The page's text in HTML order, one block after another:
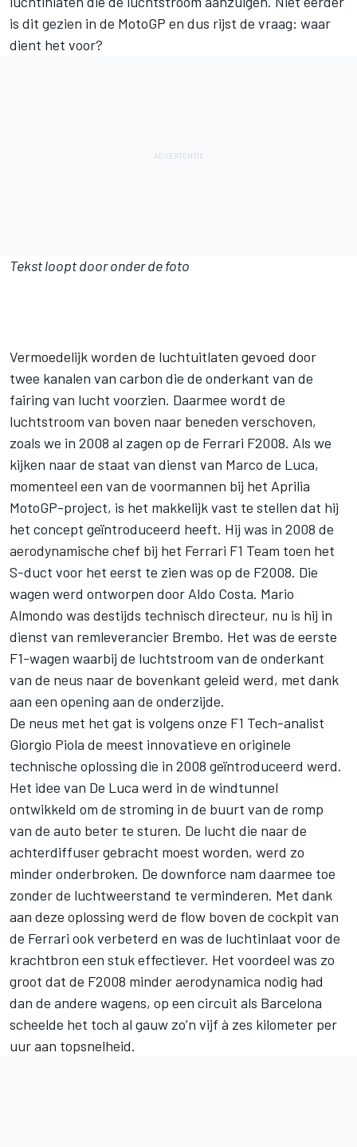
is dit gezien in de MotoGP en dus rijst de vraag: waar
dient het voor?
Tekst loopt door onder de foto
Vermoedelijk worden de luchtuitlaten gevoed door
twee kanalen van carbon die de onderkant van de
fairing van lucht voorzien. Daarmee wordt de
luchtstroom van boven naar beneden verschoven,
zoals we in 2008 al zagen op de Ferrari F2008. Als we
kijken naar de staat van dienst van Marco de Luca,
momenteel een van de voormannen bij het Aprilia
MotoGP-project, is het makkelijk vast te stellen dat hij
het concept geïntroduceerd heeft. Hij was in 2008 de
aerodynamische chef bij het Ferrari F1 Team toen het
S-duct voor het eerst te zien was op de F2008. Die
wagen werd ontworpen door Aldo Costa. Mario
Almondo was destijds technisch directeur, nu is hij in
dienst van remleverancier Brembo. Het was de eerste
F1-wagen waarbij de luchtstroom van de onderkant
van de neus naar de bovenkant geleid werd, met dank
aan een opening aan de onderzijde.
De neus met het gat is volgens onze F1 Tech-analist
Giorgio Piola de meest innovatieve en originele
technische oplossing die in 2008 geïntroduceerd werd.
Het idee van De Luca werd in de windtunnel
ontwikkeld om de stroming in de buurt van de romp
van de auto beter te sturen. De lucht die naar de
achterdiffuser gebracht moest worden, werd zo
minder onderbroken. De downforce nam daarmee toe
zonder de luchtweerstand te verminderen. Met dank
aan deze oplossing werd de flow boven de cockpit van
de Ferrari ook verbeterd en was de luchtinlaat voor de
krachtbron een stuk effectiever. Het voordeel was zo
groot dat de F2008 minder aerodynamica nodig had
dan de andere wagens, op een circuit als Barcelona
scheelde het toch al gauw zo’n vijf à zes kilometer per
uur aan topsnelheid.